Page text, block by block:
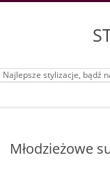
Najlepsze stylizacje, bądź
Młodzieżowe